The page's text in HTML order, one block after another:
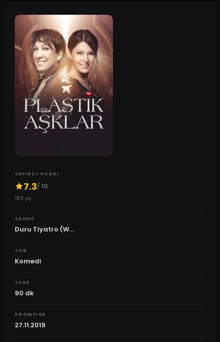
SEYIRCI PUANI
7.3/ 10
183 oy
SAHNE
Duru Tiyatro (W...
TUR
Komedi
SURE
90 dk
PROMIYER
27.11.2019